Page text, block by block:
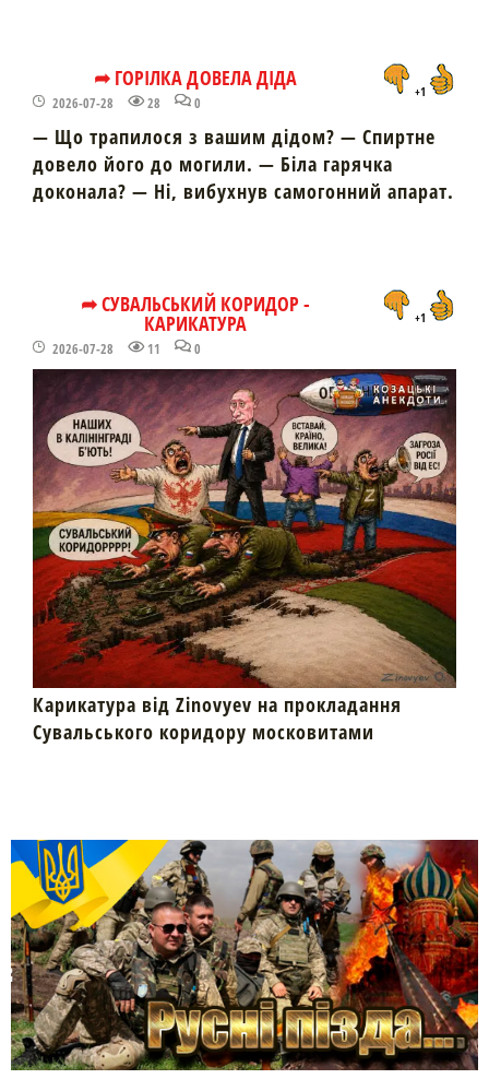
➦ ГОРІЛКА ДОВЕЛА ДІДА
2026-07-28 28 0
+1
— Що трапилося з вашим дідом? — Спиртне
довело його до могили. — Біла гарячка
доконала? — Ні, вибухнув самогонний апарат.
➦ СУВАЛЬСЬКИЙ КОРИДОР -
КАРИКАТУРА
2026-07-28 11 0
+1
Карикатура від Zinovyev на прокладання
Сувальського коридору московитами